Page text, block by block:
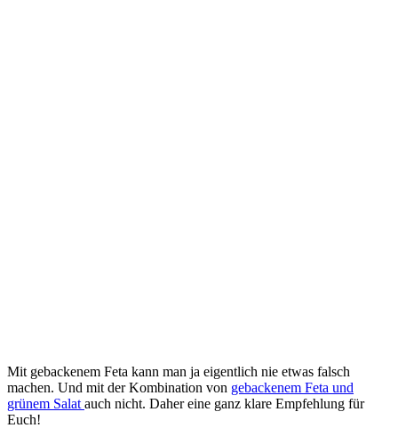
Mit gebackenem Feta kann man ja eigentlich nie etwas falsch
machen. Und mit der Kombination von gebackenem Feta und
grünem Salat auch nicht. Daher eine ganz klare Empfehlung für
Euch!